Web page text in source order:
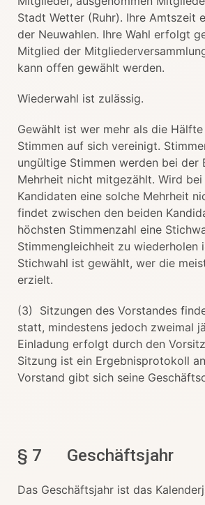
Stadt Wetter (Ruhr). Ihre Amtszeit
der Neuwahlen. Ihre Wahl erfolgt
Mitglied der
kann offen gewählt werden.
Wiederwahl ist zulässig.
Gewählt ist wer mehr als die
Stimmen auf sich vereinigt.
ungültige Stimmen werden bei der
Mehrheit nicht mitgezählt. Wird bei
Kandidaten eine solche Mehrheit
findet zwischen den beiden
höchsten Stimmenzahl eine
Stimmengleichheit zu wiederholen
Stichwahl ist gewählt, wer die
erzielt.
(3) Sitzungen des Vorstandes
statt, mindestens jedoch zweimal
Einladung erfolgt durch den
Sitzung ist ein Ergebnisprotokoll
Vorstand gibt sich seine
§ 7 Geschäftsjahr
Das Geschäftsjahr ist das